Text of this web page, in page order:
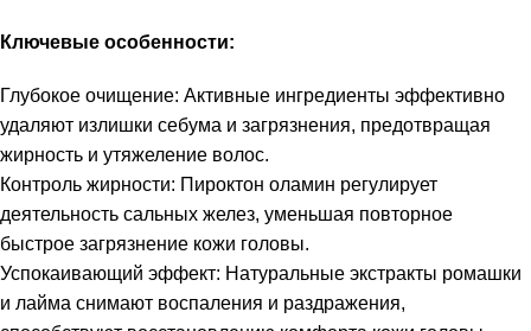
Ключевые особенности:
Глубокое очищение: Активные ингредиенты эффективно
удаляют излишки себума и загрязнения, предотвращая
жирность и утяжеление волос.
Контроль жирности: Пироктон оламин регулирует
деятельность сальных желез, уменьшая повторное
быстрое загрязнение кожи головы.
Успокаивающий эффект: Натуральные экстракты ромашки
и лайма снимают воспаления и раздражения,